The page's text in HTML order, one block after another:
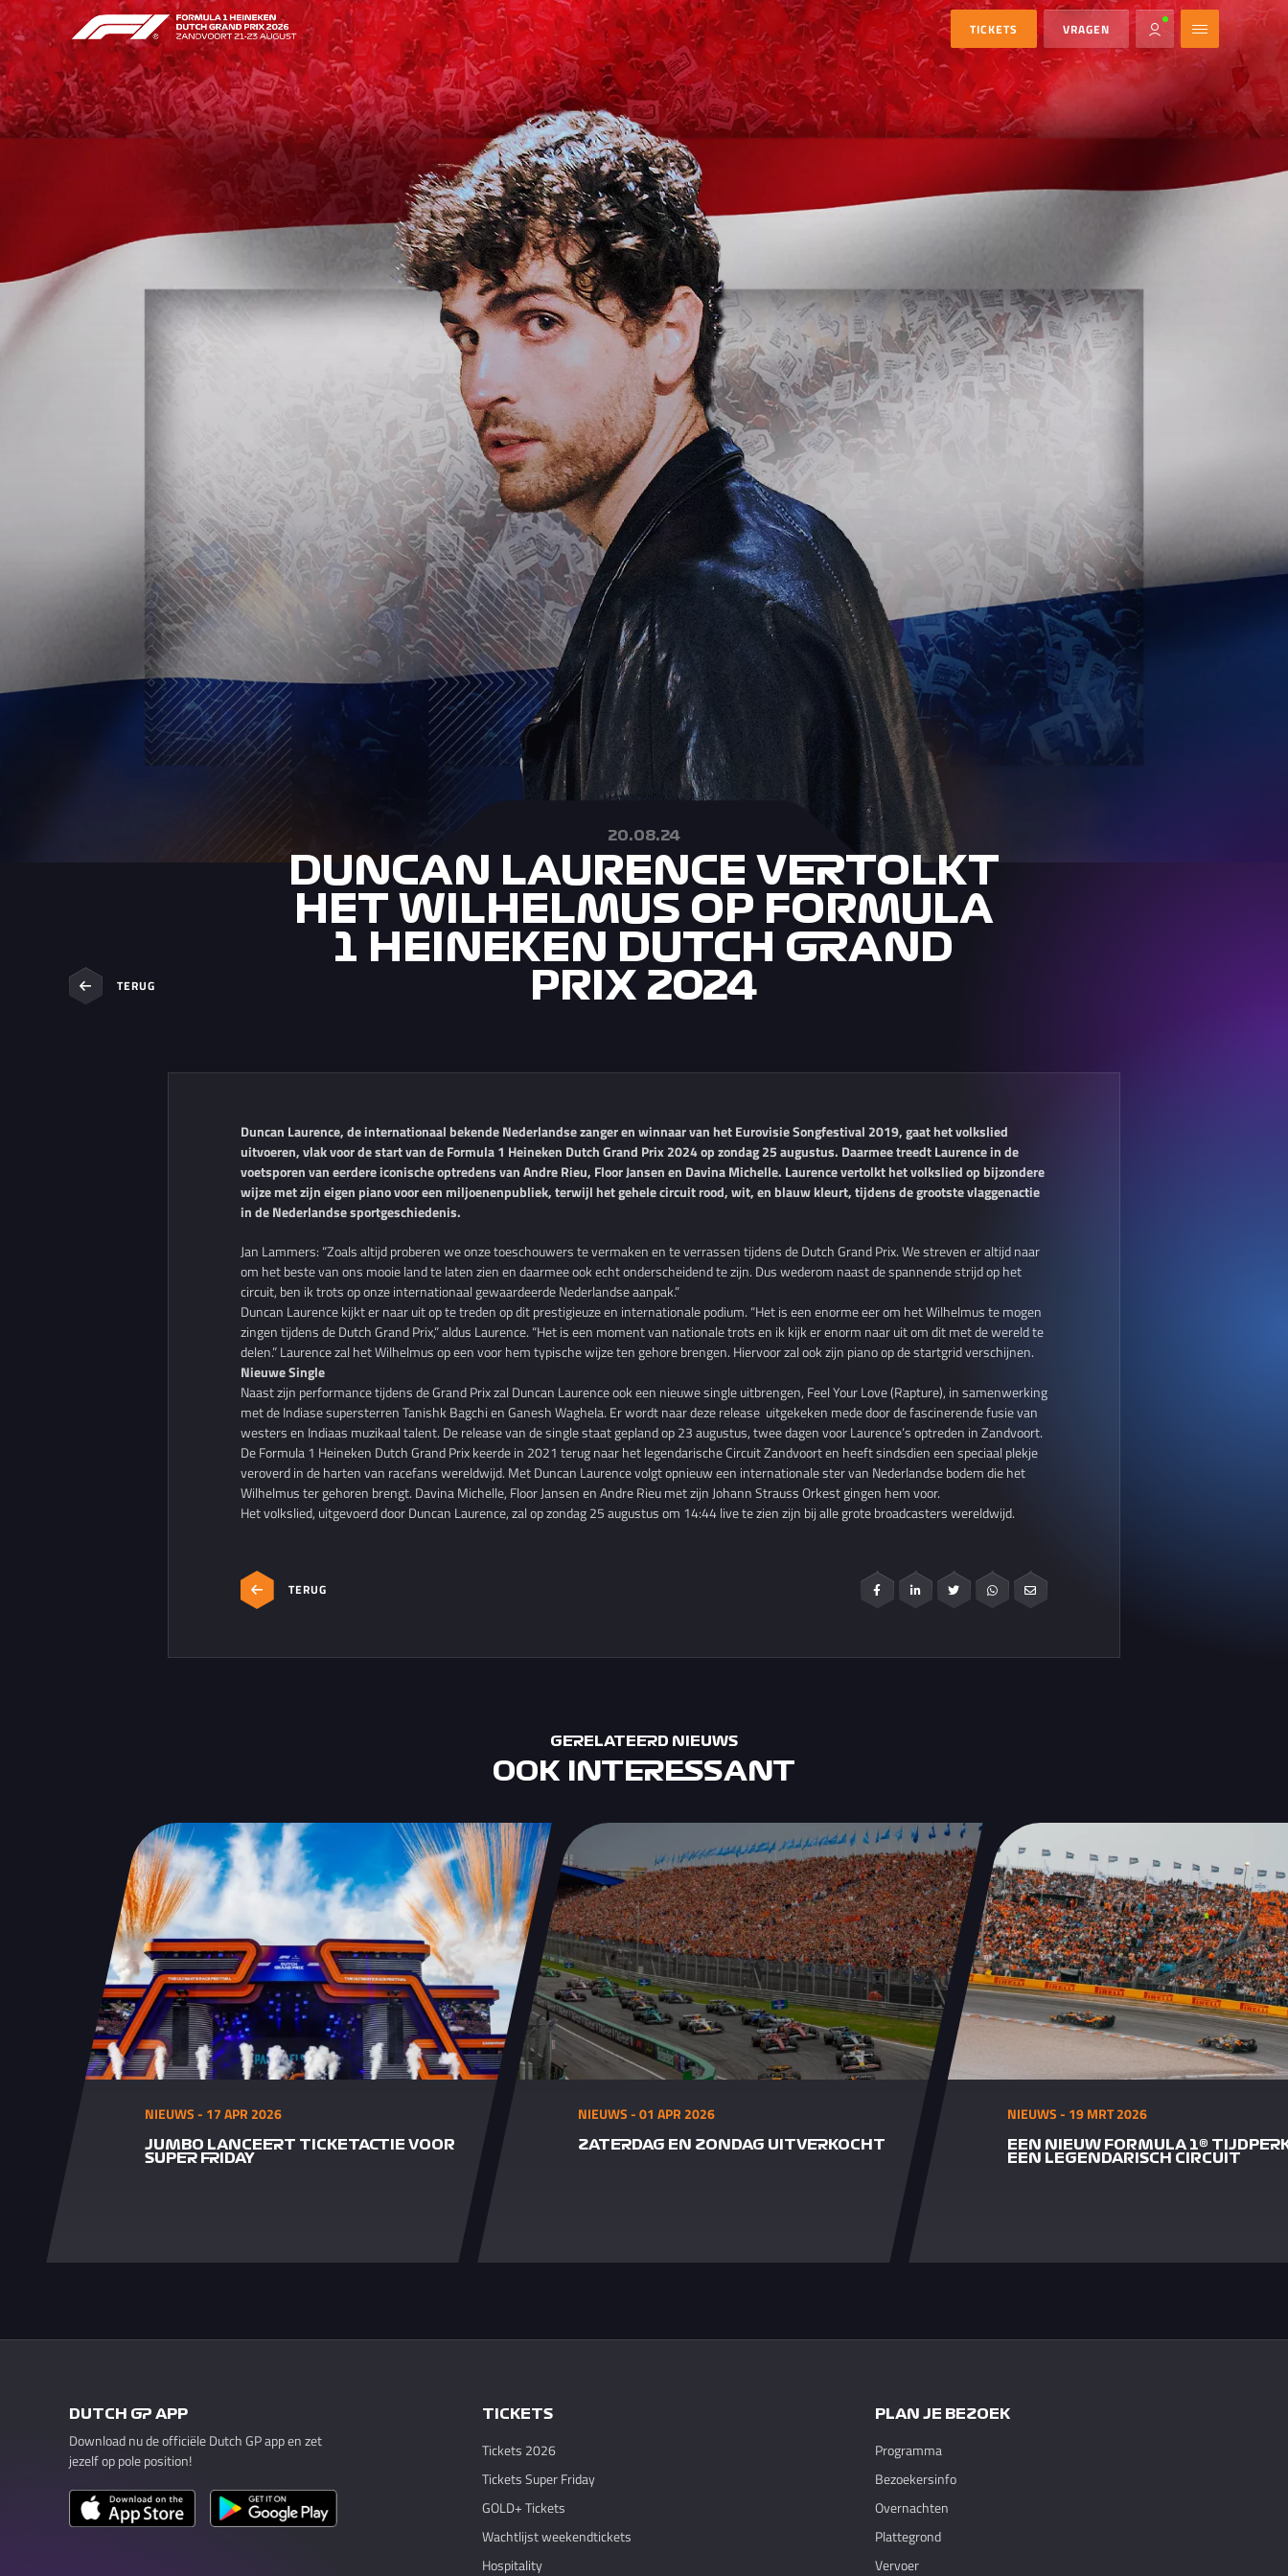
TICKETS VRAGEN
20.08.24
DUNCAN LAURENCE VERTOLKT
HET WILHELMUS OP FORMULA
1 HEINEKEN DUTCH GRAND
PRIX 2024
TERUG
Duncan Laurence, de internationaal bekende Nederlandse zanger en winnaar van het Eurovisie Songfestival 2019, gaat het volkslied
uitvoeren, vlak voor de start van de Formula 1 Heineken Dutch Grand Prix 2024 op zondag 25 augustus. Daarmee treedt Laurence in de
voetsporen van eerdere iconische optredens van Andre Rieu, Floor Jansen en Davina Michelle. Laurence vertolkt het volkslied op bijzondere
wijze met zijn eigen piano voor een miljoenenpubliek, terwijl het gehele circuit rood, wit, en blauw kleurt, tijdens de grootste vlaggenactie
in de Nederlandse sportgeschiedenis.
Jan Lammers: “Zoals altijd proberen we onze toeschouwers te vermaken en te verrassen tijdens de Dutch Grand Prix. We streven er altijd naar
om het beste van ons mooie land te laten zien en daarmee ook echt onderscheidend te zijn. Dus wederom naast de spannende strijd op het
circuit, ben ik trots op onze internationaal gewaardeerde Nederlandse aanpak.”
Duncan Laurence kijkt er naar uit op te treden op dit prestigieuze en internationale podium. “Het is een enorme eer om het Wilhelmus te mogen
zingen tijdens de Dutch Grand Prix,” aldus Laurence. “Het is een moment van nationale trots en ik kijk er enorm naar uit om dit met de wereld te
delen.” Laurence zal het Wilhelmus op een voor hem typische wijze ten gehore brengen. Hiervoor zal ook zijn piano op de startgrid verschijnen.
Nieuwe Single
Naast zijn performance tijdens de Grand Prix zal Duncan Laurence ook een nieuwe single uitbrengen, Feel Your Love (Rapture), in samenwerking
met de Indiase supersterren Tanishk Bagchi en Ganesh Waghela. Er wordt naar deze release uitgekeken mede door de fascinerende fusie van
westers en Indiaas muzikaal talent. De release van de single staat gepland op 23 augustus, twee dagen voor Laurence’s optreden in Zandvoort.
De Formula 1 Heineken Dutch Grand Prix keerde in 2021 terug naar het legendarische Circuit Zandvoort en heeft sindsdien een speciaal plekje
veroverd in de harten van racefans wereldwijd. Met Duncan Laurence volgt opnieuw een internationale ster van Nederlandse bodem die het
Wilhelmus ter gehoren brengt. Davina Michelle, Floor Jansen en Andre Rieu met zijn Johann Strauss Orkest gingen hem voor.
Het volkslied, uitgevoerd door Duncan Laurence, zal op zondag 25 augustus om 14:44 live te zien zijn bij alle grote broadcasters wereldwijd.
TERUG
GERELATEERD NIEUWS
OOK INTERESSANT
NIEUWS - 17 APR 2026
JUMBO LANCEERT TICKETACTIE VOOR
SUPER FRIDAY
NIEUWS - 01 APR 2026
ZATERDAG EN ZONDAG UITVERKOCHT
NIEUWS - 19 MRT 2026
EEN NIEUW FORMULA 1®
EEN LEGENDARISCH CIRCUIT
DUTCH GP APP
Download nu de officiële Dutch GP app en zet
jezelf op pole position!
TICKETS
Tickets 2026
Tickets Super Friday
GOLD+ Tickets
Wachtlijst weekendtickets
Hospitality
PLAN JE BEZOEK
Programma
Bezoekersinfo
Overnachten
Plattegrond
Vervoer